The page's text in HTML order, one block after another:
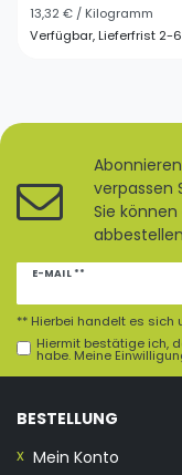
13,32 € / Kilogramm
Verfügbar, Lieferfrist 2-
verpassen
Sie
E-MAIL **
Newsletter
Hiermit bestätige ich,
habe. Meine
** Hierbei handelt es sich
BESTELLUNG
Mein Konto